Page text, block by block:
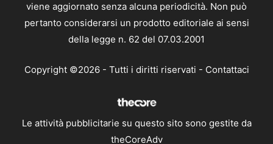
viene aggiornato senza alcuna periodicità. Non può
pertanto considerarsi un prodotto editoriale ai sensi
della legge n. 62 del 07.03.2001
Copyright ©2026 - Tutti i diritti riservati - Contattaci
Le attività pubblicitarie su questo sito sono gestite da
theCoreAdv